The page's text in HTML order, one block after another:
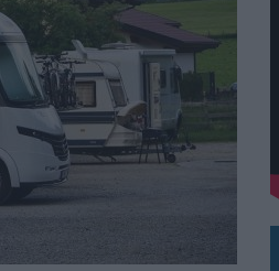
MEDIOS
SON DOS CARAS DE LA MISMA
IBERIA